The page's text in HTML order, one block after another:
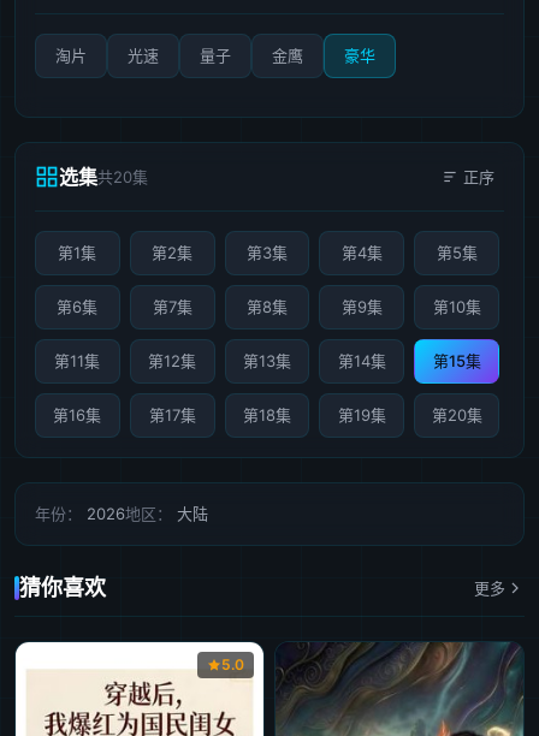
淘片 光速 量子 金鹰 豪华
选集共20集 正序
第1集 第2集 第3集 第4集 第5集
第6集 第7集 第8集 第9集 第10集
第11集 第12集 第13集 第14集 第15集
第16集 第17集 第18集 第19集 第20集
年份： 2026地区： 大陆
猜你喜欢 更多
5.0